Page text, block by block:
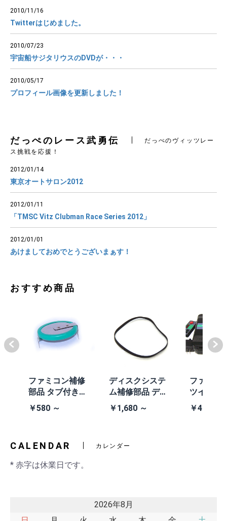
2010/11/16
Twitterはじめました。
2010/07/23
宇宙船サジタリウスのDVDが・・・
2010/05/17
プロフィール画像を更新しました！
だっぺのレース武勇伝
だっぺのヴィッツレー
ス挑戦を応援！
2012/01/14
東京オートサロン2012
2012/01/11
「TMSC Vitz Clubman Race Series 2012」
2012/01/01
あけましておめでとうございまぁす！
おすすめ商品
ファミコン補修
部品 タブ付きコ
イン電池(CR203
2)
￥580 ～
ディスクシステ
ム補修部品 ディ
スクシステム用
交換ベルト
￥1,680 ～
ファミコ
ツインフ
ン本体
黒・連射
￥41,980
CALENDAR カレンダー
* 赤字は休業日です。
2026年8月